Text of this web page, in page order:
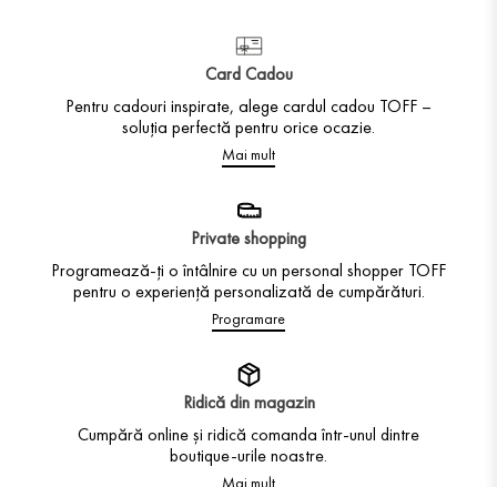
Card Cadou
Pentru cadouri inspirate, alege cardul cadou TOFF –
soluția perfectă pentru orice ocazie.
Mai mult
Private shopping
Programează-ți o întâlnire cu un personal shopper TOFF
pentru o experiență personalizată de cumpărături.
Programare
Ridică din magazin
Cumpără online și ridică comanda într-unul dintre
boutique-urile noastre.
Mai mult